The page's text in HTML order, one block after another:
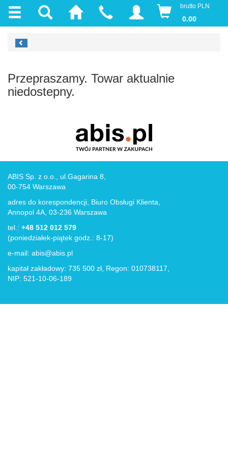
brutto PLN
0.00
Przepraszamy. Towar aktualnie
niedostepny.
ABIS Sp. z o.o., ul.Gagarina 8,
00-754 Warszawa
adres do korespondencji, Biuro Obsługi Klienta,
Annopol 4A, 03-236 Warszawa
tel.: +48 512 012 579
(poniedziałek-piątek godz.: 8-17)
e-mail: abis@abis.pl
kapitał zakładowy: 735 500 zł, Regon: 010738117,
NIP: 521-10-06-189